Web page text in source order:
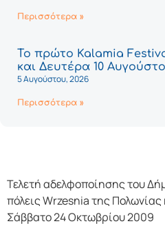
Περισσότερα »
Το πρώτο Kalamia
και Δευτέρα 10
5 Αυγούστου, 2026
Περισσότερα »
Τελετή αδελφοποίησης του
πόλεις Wrzesnia της Πολωνίας
Σάββατο 24 Οκτωβρίου 2009